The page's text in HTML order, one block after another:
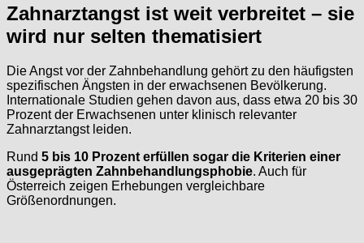
Zahnarztangst ist weit verbreitet – sie
wird nur selten thematisiert
Die Angst vor der Zahnbehandlung gehört zu den häufigsten
spezifischen Ängsten in der erwachsenen Bevölkerung.
Internationale Studien gehen davon aus, dass etwa 20 bis 30
Prozent der Erwachsenen unter klinisch relevanter
Zahnarztangst leiden.
Rund 5 bis 10 Prozent erfüllen sogar die Kriterien einer
ausgeprägten Zahnbehandlungsphobie. Auch für
Österreich zeigen Erhebungen vergleichbare
Größenordnungen.